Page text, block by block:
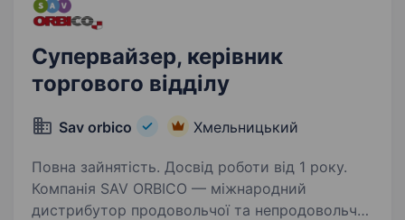
Супервайзер, керівник
торгового відділу
Sav orbico Хмельницький
Повна зайнятість. Досвід роботи від 1 року.
Компанія SAV ORBICO — міжнародний
дистрибутор продовольчої та непродовольчої